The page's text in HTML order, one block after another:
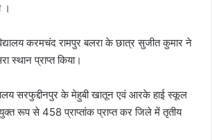
।
करमचंद रामपुर बलरा के छात्र सुजीत कुमार ने
स्थान प्राप्त किया।
सरफुद्दीनपुर के मेहुबी खातून एवं आरके हाई स्कूल
रूप से 458 प्राप्तांक प्राप्त कर जिले में तृतीय